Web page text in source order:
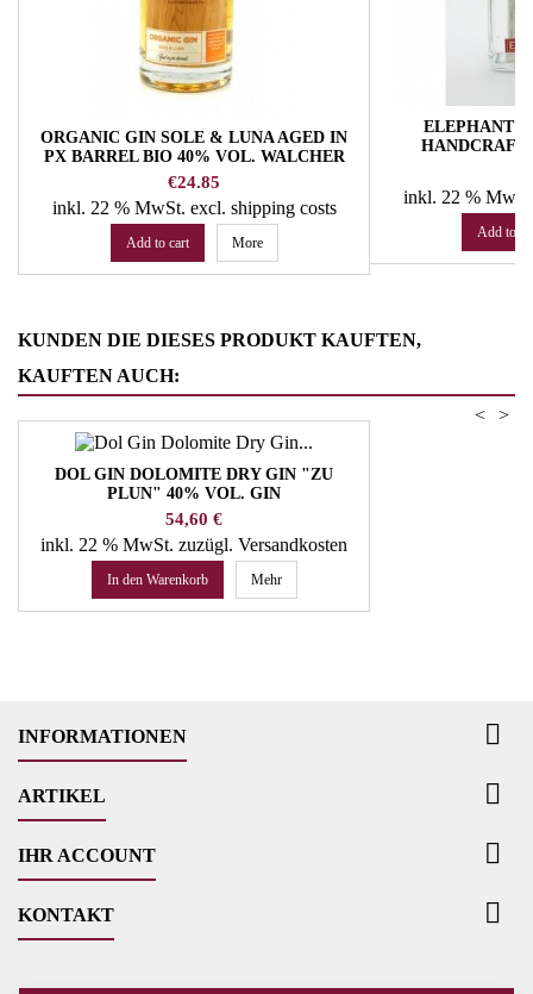
ORGANIC GIN SOLE & LUNA AGED IN
PX BARREL BIO 40% VOL. WALCHER
DISTILLERY
Price
€24.85
inkl. 22 % MwSt. excl. shipping costs
Add to cart More
ELEPHANT
inkl. 22 %
Add to
KUNDEN DIE DIESES PRODUKT KAUFTEN,
KAUFTEN AUCH:
>
<
DOL GIN DOLOMITE DRY GIN "ZU
PLUN" 40% VOL. GIN
Preis
54,60 €
inkl. 22 % MwSt. zuzügl. Versandkosten
In den Warenkorb Mehr
INFORMATIONEN 
ARTIKEL 
IHR ACCOUNT 
KONTAKT 